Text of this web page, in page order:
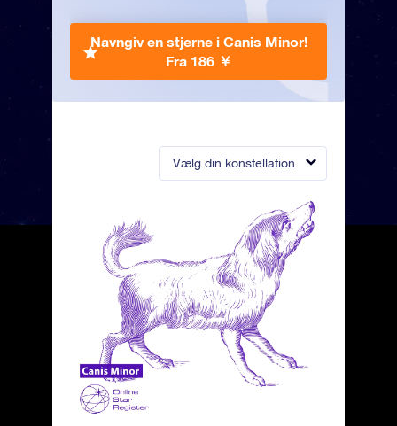
Vælg din konstellation
Navngiv en stjerne i Canis Minor!
Fra 186 ￥